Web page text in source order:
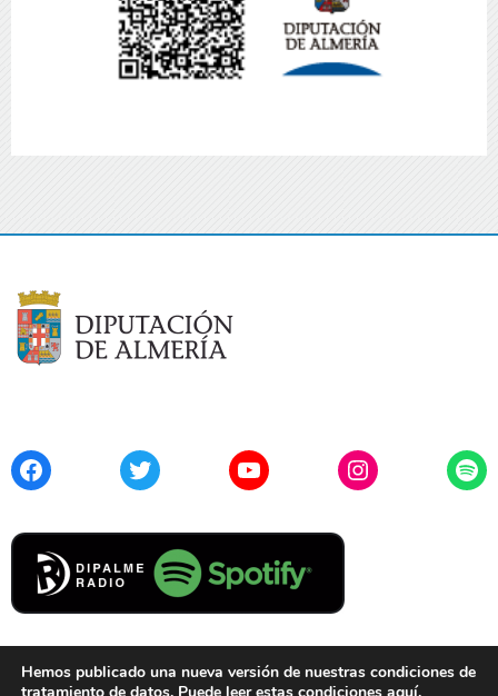
FacebookTwitter YouTubeInstagram
Hemos publicado una nueva versión de nuestras condiciones de